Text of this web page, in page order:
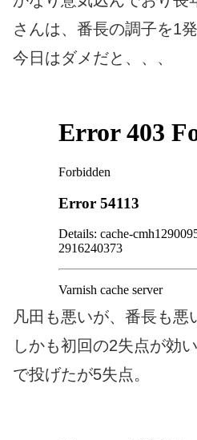
さんは、番長の調子を1発
今日はダメだと、、、
凡田も悪いが、番長も悪
しかも初回の2失点が効
で投げたが5失点。